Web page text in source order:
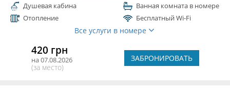
Душевая кабина
Ванная комната в номере
Отопление
Бесплатный Wi-Fi
Все услуги в номере
420 грн
на 07.08.2026
(за место)
ЗАБРОНИРОВАТЬ